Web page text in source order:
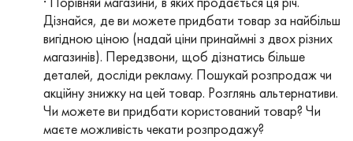
Дізнайся, де ви можете придбати товар за найбільш
вигідною ціною (надай ціни принаймні з двох різних
магазинів). Передзвони, щоб дізнатись більше
деталей, досліди рекламу. Пошукай розпродаж чи
акційну знижку на цей товар. Розглянь альтернативи.
Чи можете ви придбати користований товар? Чи
маєте можливість чекати розпродажу?